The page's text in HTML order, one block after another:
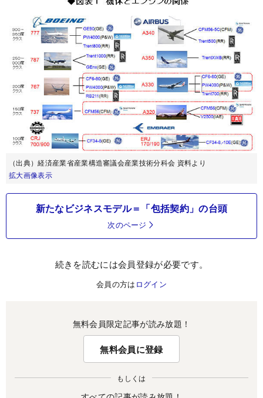
（出典）経済産業省産業構造審議会産業技術分科会 資料より
拡大画像表示
新たなビジネスモデル＝「包括契約」の台頭
次のページ
続きを読むには会員登録が必要です。
会員の方は ログイン
無料会員限定記事が読み放題！
無料会員に登録
もしくは